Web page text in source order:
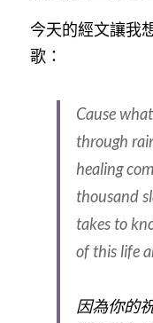
今天的經文讓我
歌：
Cause
through
healing
thousand
takes to
of this life
因為你的